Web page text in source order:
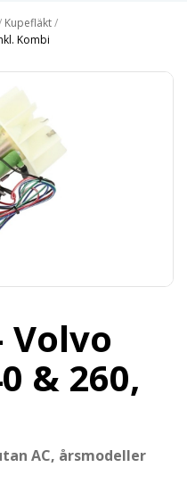
Kupefläkt/
Kombi
Volvo
& 260,
AC, årsmodeller